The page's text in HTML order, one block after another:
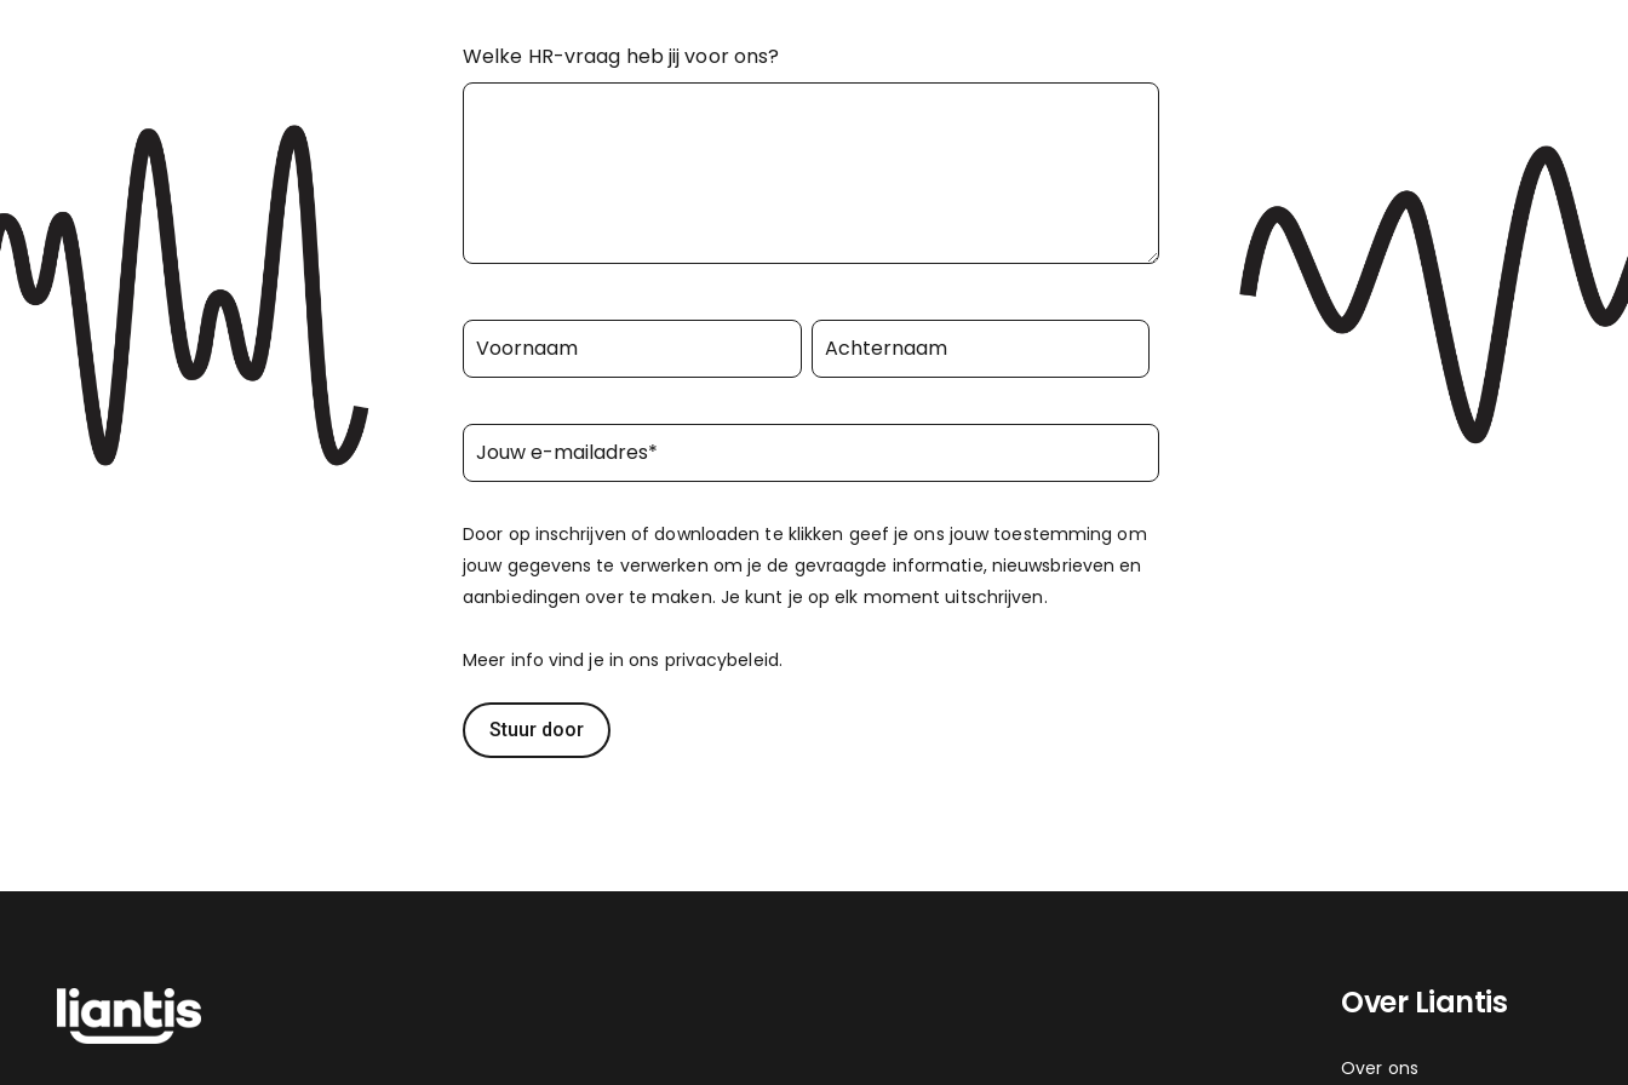
Welke HR-vraag heb jij voor ons?
Door op inschrijven of downloaden te klikken geef je ons jouw toestemming om
jouw gegevens te verwerken om je de gevraagde informatie, nieuwsbrieven en
aanbiedingen over te maken. Je kunt je op elk moment uitschrijven.
Meer info vind je in ons privacybeleid.
Over Liantis
Over ons